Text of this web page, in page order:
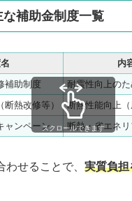
補助金制度一覧
内
補助制度
耐震性向上の
熱改修等）
断熱性能向上（
ャンペーン
断熱・省エネ
スクロールできます
わせることで、 実質負担